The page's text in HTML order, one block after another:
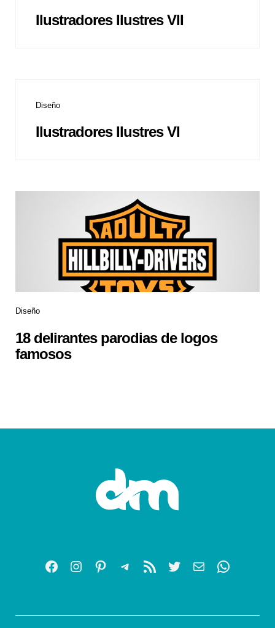
Ilustradores Ilustres VII
Diseño
Ilustradores Ilustres VI
Diseño
18 delirantes parodias de logos
famosos